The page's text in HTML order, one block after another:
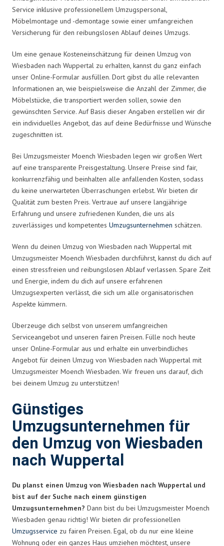
Service inklusive professionellem Umzugspersonal,
Möbelmontage und -demontage sowie einer umfangreichen
Versicherung für den reibungslosen Ablauf deines Umzugs.
Um eine genaue Kosteneinschätzung für deinen Umzug von
Wiesbaden nach Wuppertal zu erhalten, kannst du ganz einfach
unser Online-Formular ausfüllen. Dort gibst du alle relevanten
Informationen an, wie beispielsweise die Anzahl der Zimmer, die
Möbelstücke, die transportiert werden sollen, sowie den
gewünschten Service. Auf Basis dieser Angaben erstellen wir dir
ein individuelles Angebot, das auf deine Bedürfnisse und Wünsche
zugeschnitten ist.
Bei Umzugsmeister Moench Wiesbaden legen wir großen Wert
auf eine transparente Preisgestaltung. Unsere Preise sind fair,
konkurrenzfähig und beinhalten alle anfallenden Kosten, sodass
du keine unerwarteten Überraschungen erlebst. Wir bieten dir
Qualität zum besten Preis. Vertraue auf unsere langjährige
Erfahrung und unsere zufriedenen Kunden, die uns als
zuverlässiges und kompetentes Umzugsunternehmen schätzen.
Wenn du deinen Umzug von Wiesbaden nach Wuppertal mit
Umzugsmeister Moench Wiesbaden durchführst, kannst du dich auf
einen stressfreien und reibungslosen Ablauf verlassen. Spare Zeit
und Energie, indem du dich auf unsere erfahrenen
Umzugsexperten verlässt, die sich um alle organisatorischen
Aspekte kümmern.
Überzeuge dich selbst von unserem umfangreichen
Serviceangebot und unseren fairen Preisen. Fülle noch heute
unser Online-Formular aus und erhalte ein unverbindliches
Angebot für deinen Umzug von Wiesbaden nach Wuppertal mit
Umzugsmeister Moench Wiesbaden. Wir freuen uns darauf, dich
bei deinem Umzug zu unterstützen!
Günstiges
Umzugsunternehmen für
den Umzug von Wiesbaden
nach Wuppertal
Du planst einen Umzug von Wiesbaden nach Wuppertal und
bist auf der Suche nach einem günstigen
Umzugsunternehmen? Dann bist du bei Umzugsmeister Moench
Wiesbaden genau richtig! Wir bieten dir professionellen
Umzugsservice zu fairen Preisen. Egal, ob du nur eine kleine
Wohnung oder ein ganzes Haus umziehen möchtest, unsere